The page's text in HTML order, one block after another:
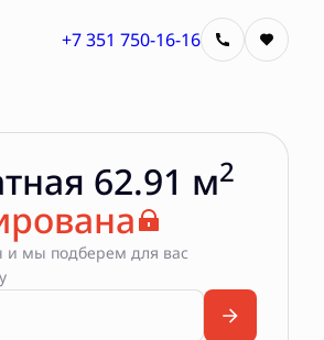
+7 351 750-16-16
Квартира забронирована
62.91 м2
и мы подберем для вас